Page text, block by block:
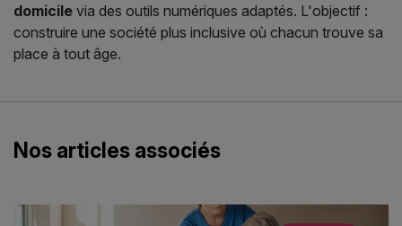
domicile via des outils numériques adaptés. L'objectif :
construire une société plus inclusive où chacun trouve sa
place à tout âge.
Nos articles associés